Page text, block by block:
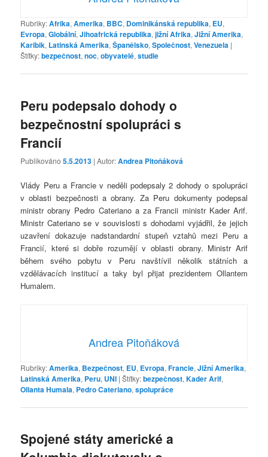
Rubriky:Afrika,Amerika, BBC, Dominikánská republika, EU,
Evropa,Globální,Jihoafrická republika,jižní Afrika,Jižní Amerika,
Karibik, Latinská Amerika,Španělsko,Společnost,Venezuela |
Štítky:bezpečnost,noc,obyvatelé,studie
Peru podepsalo dohody o
bezpečnostní spolupráci s
Francií
Publikováno5.5.2013 | Autor:Andrea Pitoňáková
Vlády Peru a Francie v neděli podepsaly 2 dohody o spolupráci
v oblasti bezpečnosti a obrany. Za Peru dokumenty podepsal
ministr obrany Pedro Cateriano a za Francii ministr Kader Arif.
Ministr Cateriano se v souvislosti s dohodami vyjádřil, že jejich
uzavření dokazuje nadstandardní stupeň vztahů mezi Peru a
Francií, které si dobře rozumějí v oblasti obrany. Ministr Arif
během svého pobytu v Peru navštívil několik státních a
vzdělávacích institucí a taky byl přijat prezidentem Ollantem
Humalem.
Andrea Pitoňáková
Rubriky:Amerika, Bezpečnost, EU, Evropa,Francie,Jižní Amerika,
Latinská Amerika, Peru, UNI |Štítky:bezpečnost,Kader Arif,
Ollanta Humala, Pedro Cateriano,spolupráce
Spojené státy americké a